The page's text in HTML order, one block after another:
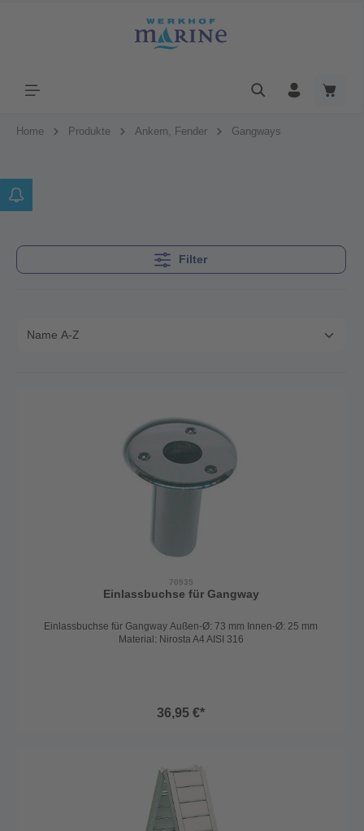
Home Produkte Ankern, Fender Gangways
Filter
70935
Einlassbuchse für Gangway
Einlassbuchse für Gangway Außen-Ø: 73 mm Innen-Ø: 25 mm
Material: Nirosta A4 AISI 316
36,95 €*